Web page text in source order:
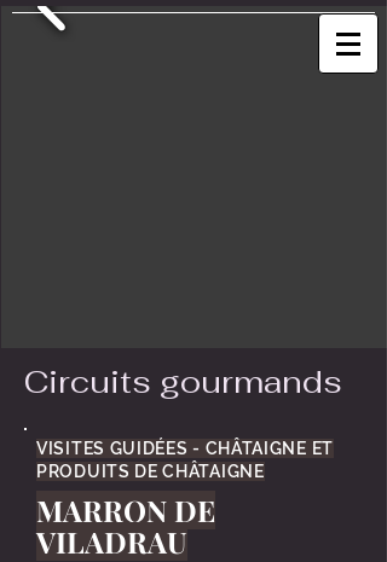
Circuits gourmands
VISITES GUIDÉES - CHÂTAIGNE ET
PRODUITS DE CHÂTAIGNE
MARRON DE
VILADRAU